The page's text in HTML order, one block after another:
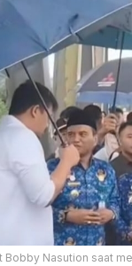
Bobby Nasution saat